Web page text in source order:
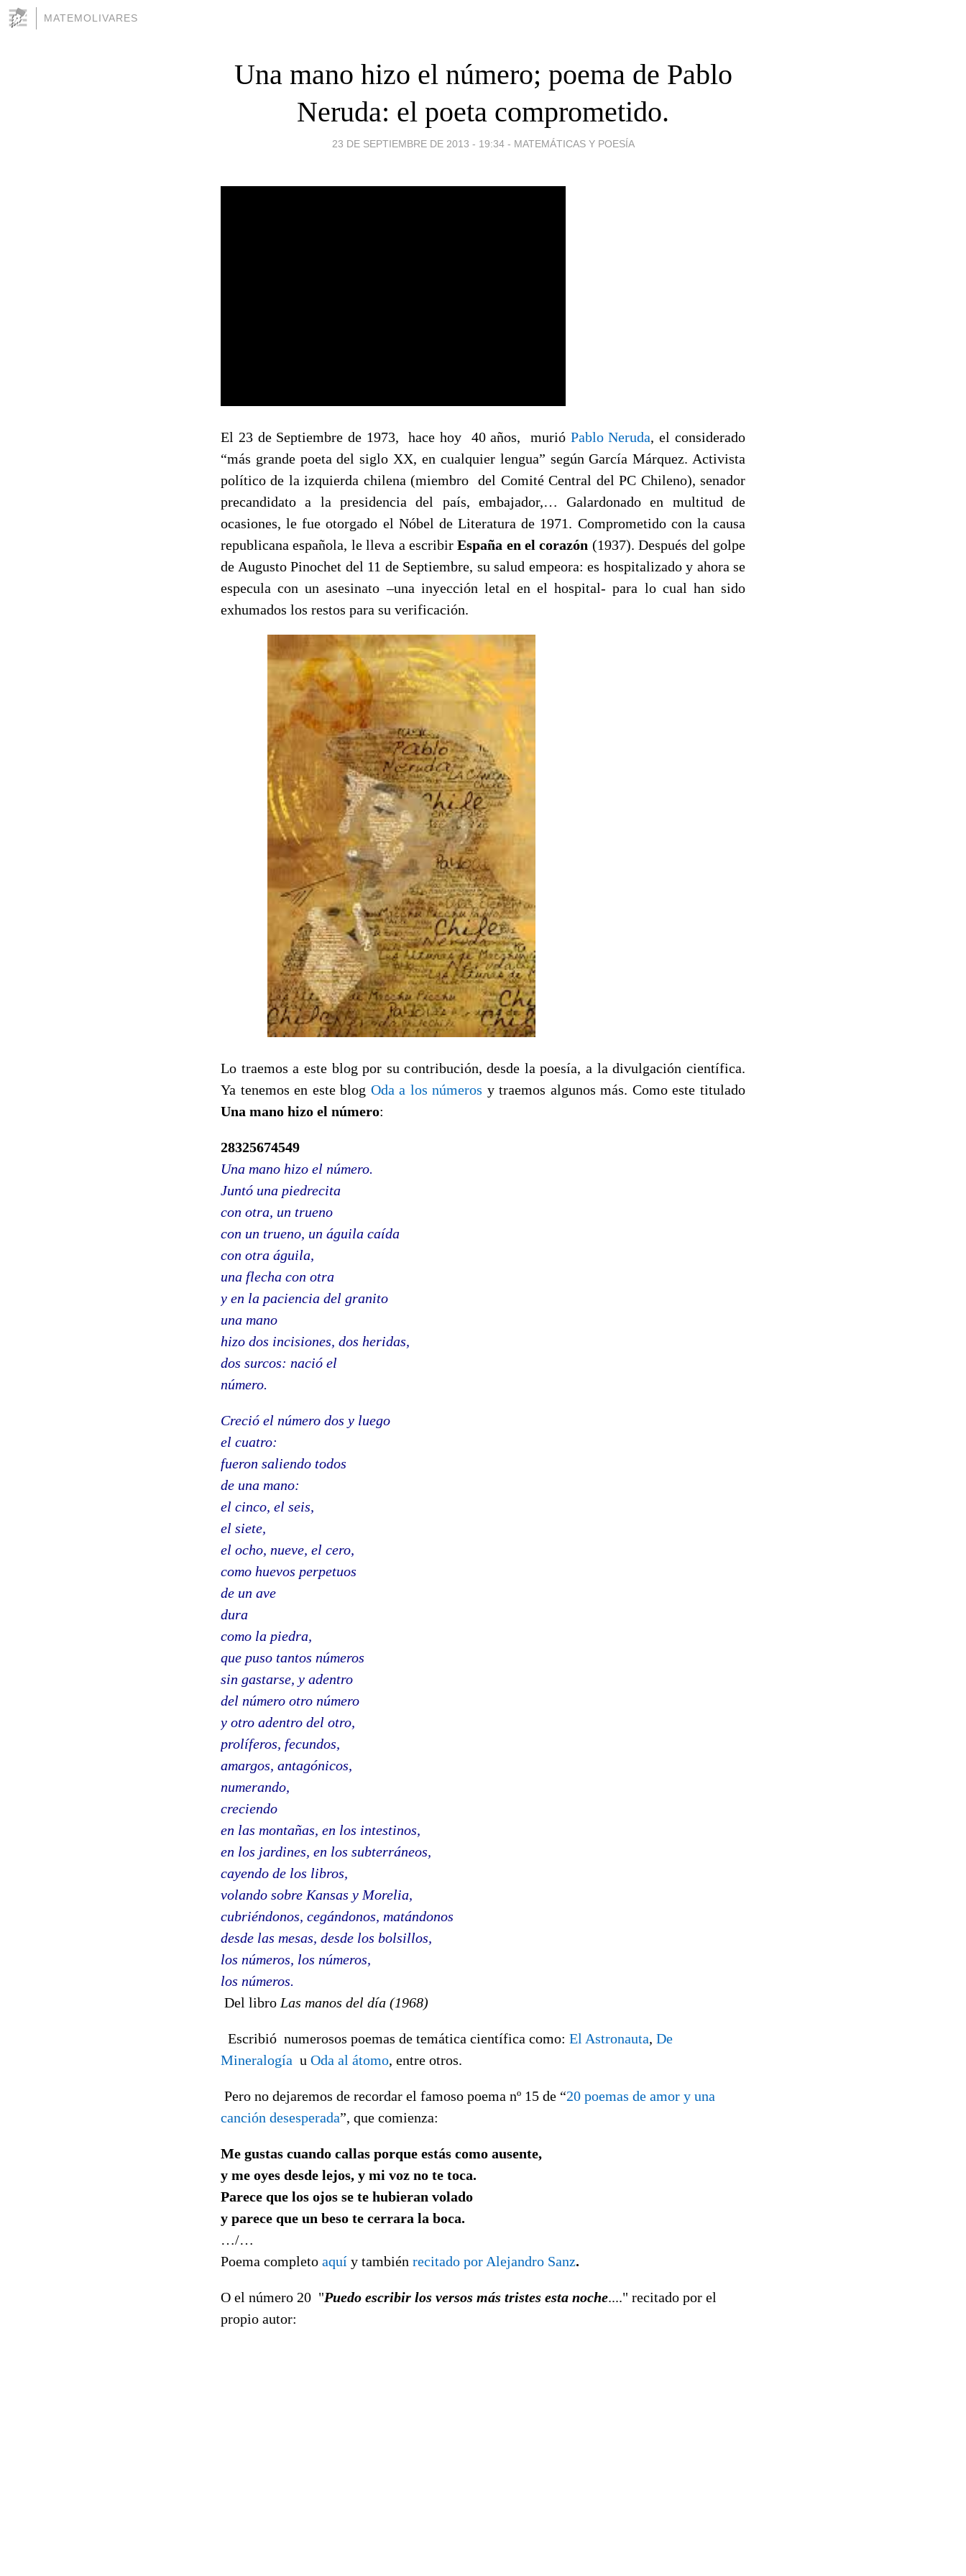
MATEMOLIVARES
Una mano hizo el número; poema de Pablo
Neruda: el poeta comprometido.
23 DE SEPTIEMBRE DE 2013 - 19:34 - MATEMÁTICAS Y POESÍA
El 23 de Septiembre de 1973, hace hoy 40 años, murió Pablo Neruda, el considerado
“más grande poeta del siglo XX, en cualquier lengua” según García Márquez. Activista
político de la izquierda chilena (miembro del Comité Central del PC Chileno), senador
precandidato a la presidencia del país, embajador,… Galardonado en multitud de
ocasiones, le fue otorgado el Nóbel de Literatura de 1971. Comprometido con la causa
republicana española, le lleva a escribirEspaña en el corazón (1937). Después del golpe
de Augusto Pinochet del 11 de Septiembre, su salud empeora: es hospitalizado y ahora se
especula con un asesinato –una inyección letal en el hospital- para lo cual han sido
exhumados los restos para su verificación.
Lo traemos a este blog por su contribución, desde la poesía, a la divulgación científica.
Ya tenemos en este blog Oda a los números y traemos algunos más. Como este titulado
Una mano hizo el número:
28325674549
Una mano hizo el número.
Juntó una piedrecita
con otra, un trueno
con un trueno, un águila caída
con otra águila,
una flecha con otra
y en la paciencia del granito
una mano
hizo dos incisiones, dos heridas,
dos surcos: nació el
número.
Creció el número dos y luego
el cuatro:
fueron saliendo todos
de una mano:
el cinco, el seis,
el siete,
el ocho, nueve, el cero,
como huevos perpetuos
de un ave
dura
como la piedra,
que puso tantos números
sin gastarse, y adentro
del número otro número
y otro adentro del otro,
prolíferos, fecundos,
amargos, antagónicos,
numerando,
creciendo
en las montañas, en los intestinos,
en los jardines, en los subterráneos,
cayendo de los libros,
volando sobre Kansas y Morelia,
cubriéndonos, cegándonos, matándonos
desde las mesas, desde los bolsillos,
los números, los números,
los números.
Del libro Las manos del día (1968)
Escribió numerosos poemas de temática científica como: El Astronauta, De
Mineralogía u Oda al átomo, entre otros.
Pero no dejaremos de recordar el famoso poema nº 15 de “20 poemas de amor y una
canción desesperada”, que comienza:
Me gustas cuando callas porque estás como ausente,
y me oyes desde lejos, y mi voz no te toca.
Parece que los ojos se te hubieran volado
y parece que un beso te cerrara la boca.
…/…
Poema completo aquí y también recitado por Alejandro Sanz.
O el número 20 "Puedo escribir los versos más tristes esta noche...." recitado por el
propio autor: